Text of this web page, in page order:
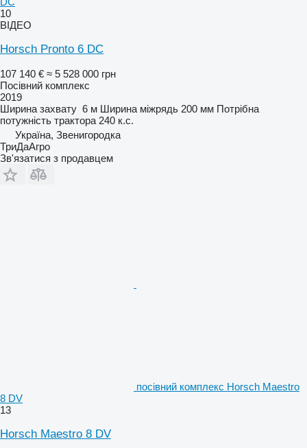
10
ВІДЕО
Horsch Pronto 6 DC
107 140 € ≈ 5 528 000 грн
Посівний комплекс
2019
Ширина захвату 6 м Ширина міжрядь 200 мм Потрібна
потужність трактора 240 к.с.
Україна, Звенигородка
ТриДаАгро
Зв'язатися з продавцем
посівний комплекс Horsch Maestro
8 DV
13
Horsch Maestro 8 DV